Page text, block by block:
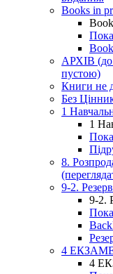
Books in
АРХІВ (до
пустою)
Книги не
Без
1
1
8.
9-2.
9-2.
4
4